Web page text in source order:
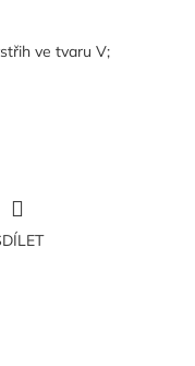
ve tvaru V;